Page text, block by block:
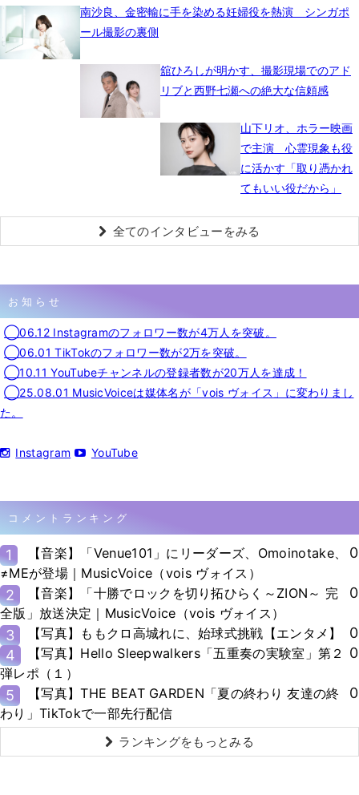
南沙良、金密輸に手を染める妊婦役を熱演 シンガポ
ール撮影の裏側
舘ひろしが明かす、撮影現場でのアド
リブと西野七瀬への絶大な信頼感
山下リオ、ホラー映画
で主演 心霊現象も役
に活かす「取り憑かれ
てもいい役だから」
全てのインタビューをみる
お知らせ
◯06.12 Instagramのフォロワー数が4万人を突破。
◯06.01 TikTokのフォロワー数が2万を突破。
◯10.11 YouTubeチャンネルの登録者数が20万人を達成！
◯25.08.01 MusicVoiceは媒体名が「vois ヴォイス」に変わりまし
た。
Instagram YouTube
コメントランキング
1
【音楽】「Venue101」にリーダーズ、Omoinotake、
≠MEが登場｜MusicVoice（vois ヴォイス）
0
2
【音楽】「十勝でロックを切り拓ひらく～ZION～ 完
全版」放送決定｜MusicVoice（vois ヴォイス）
0
3 【写真】ももクロ高城れに、始球式挑戦【エンタメ】
0
4
【写真】Hello Sleepwalkers「五重奏の実験室」第２
弾レポ（１）
0
5
【写真】THE BEAT GARDEN「夏の終わり 友達の終
わり」TikTokで一部先行配信
0
ランキングをもっとみる